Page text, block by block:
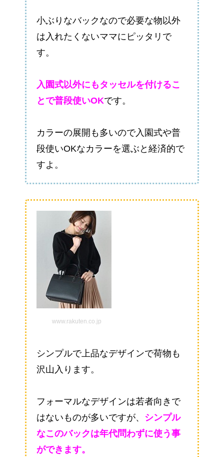
小ぶりなバックなので必要な物以外
は入れたくないママにピッタリで
す。
入園式以外にもタッセルを付けるこ
とで普段使いOKです。
カラーの展開も多いので入園式や普
段使いOKなカラーを選ぶと経済的で
すよ。
www.rakuten.co.jp
シンプルで上品なデザインで荷物も
沢山入ります。
フォーマルなデザインは若者向きで
はないものが多いですが、 シンプル
なこのバックは年代問わずに使う事
ができます。